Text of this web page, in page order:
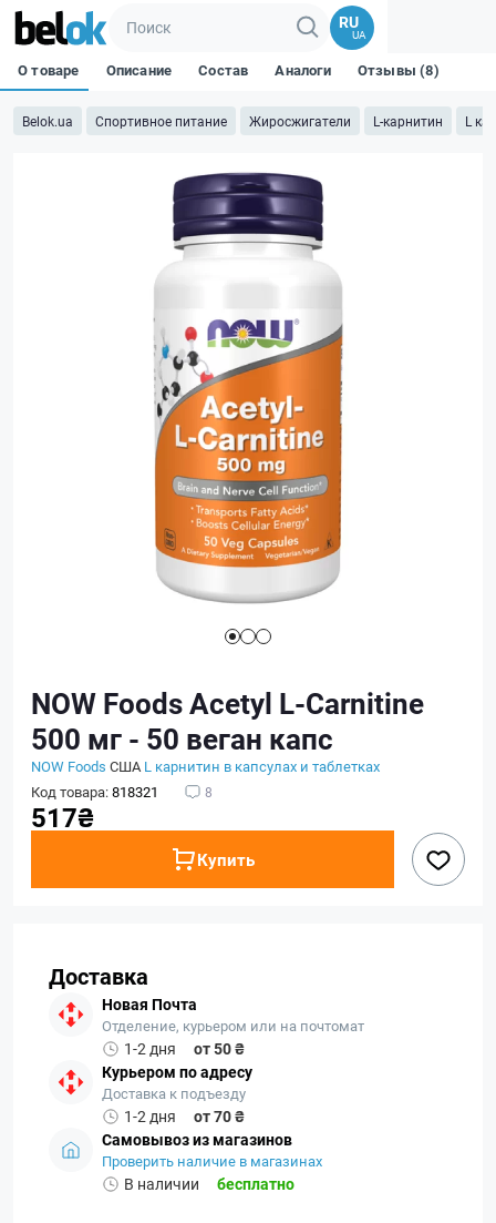
RU
UA
Belok.ua Спортивное питание Жиросжигатели L-карнитин L
О товаре Описание Состав Аналоги Отзывы (8)
NOW Foods Acetyl L-Carnitine
500 мг - 50 веган капс
NOW Foods США L карнитин в капсулах и таблетках
Код товара:818321 8
517₴
Купить
Доставка
Новая Почта
Отделение, курьером или на почтомат
1-2 дня
от 50 ₴
Курьером по адресу
Доставка к подъезду
1-2 дня
от 70 ₴
Самовывоз из магазинов
Проверить наличие в магазинах
В наличии бесплатно